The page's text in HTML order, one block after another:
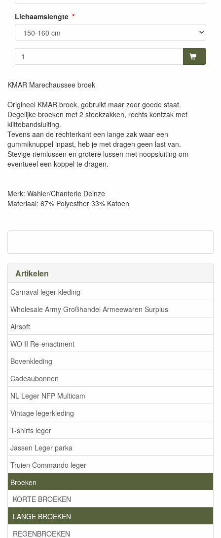
Artikelen
Carnaval leger kleding
Wholesale Army Großhandel Armeewaren Surplus
Airsoft
WO II Re-enactment
Bovenkleding
Cadeaubonnen
NL Leger NFP Multicam
Vintage legerkleding
T-shirts leger
Jassen Leger parka
Truien Commando leger
Broeken
KORTE BROEKEN
LANGE BROEKEN
REGENBROEKEN
Lichaamslengte
KMAR Marechaussee broek
Origineel KMAR broek, gebruikt maar zeer goede staat.
Degelijke broeken met 2 steekzakken, rechts kontzak met
klittebandsluiting.
Tevens aan de rechterkant een lange zak waar een
gummiknuppel inpast, heb je met dragen geen last van.
Stevige riemlussen en grotere lussen met noopsluiting om
eventueel een koppel te dragen.
Merk: Wahler/Chanterie Deinze
Materiaal: 67% Polyesther 33% Katoen